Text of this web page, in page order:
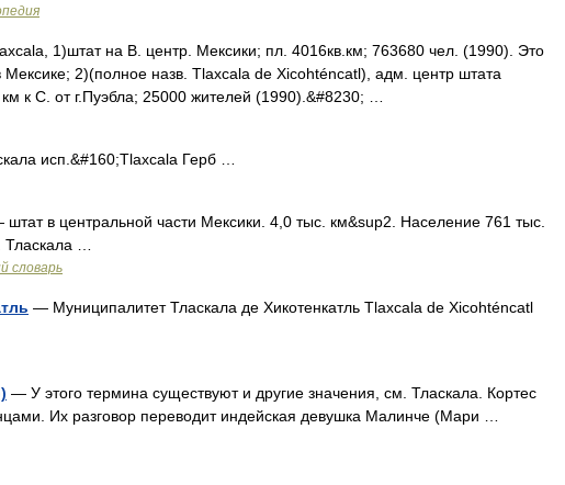
1)штат на В. центр. Мексики; пл. 4016кв.км; 763680 чел. (1990). Это
2)(полное назв. Tlaxcala de Xicohténcatl), адм. центр штата
к С. от г.Пуэбла; 25000 жителей (1990).&#8230; …
исп.&#160;Tlaxcala Герб …
в центральной части Мексики. 4,0 тыс. км&sup2. Население 761 тыс.
…
словарь
— Муниципалитет Тласкала де Хикотенкатль Tlaxcala de Xicohténcatl
— У этого термина существуют и другие значения, см. Тласкала. Кортес
Их разговор переводит индейская девушка Малинче (Мари …